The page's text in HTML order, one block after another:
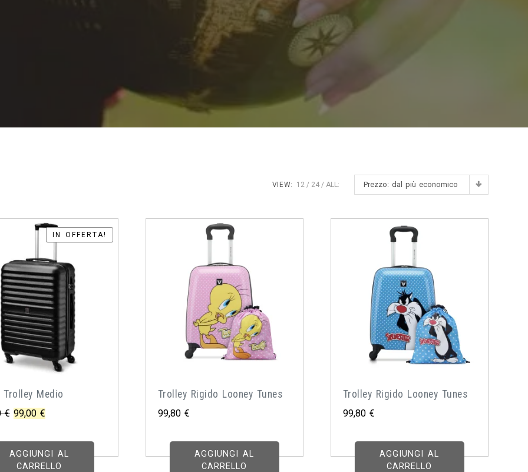
Prezzo: dal più economico
VIEW: 12 24 ALL:
IN OFFERTA!
IN OFFERTA!
Trolley Medio
€ Il
era:
99,00€
è:
AGGIUNGI AL
CARRELLO
Trolley Rigido Looney Tunes
99,80 €
AGGIUNGI AL
CARRELLO
Trolley Rigido Looney Tunes
99,80 €
AGGIUNGI AL
CARRELLO